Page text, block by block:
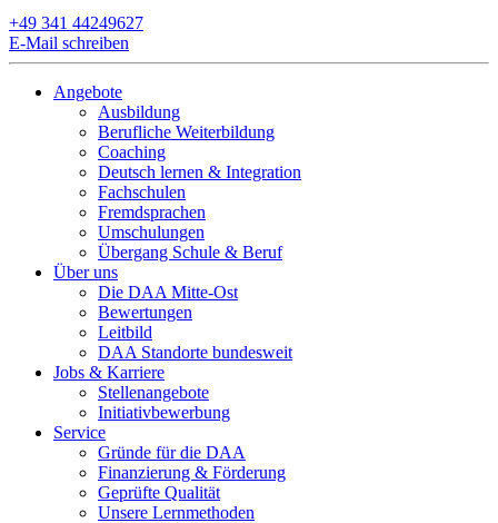
+49 341 44249627
E-Mail schreiben
Angebote
Ausbildung
Berufliche Weiterbildung
Coaching
Deutsch lernen & Integration
Fachschulen
Fremdsprachen
Umschulungen
Übergang Schule & Beruf
Über uns
Die DAA Mitte-Ost
Bewertungen
Leitbild
DAA Standorte bundesweit
Jobs & Karriere
Stellenangebote
Initiativbewerbung
Service
Gründe für die DAA
Finanzierung & Förderung
Geprüfte Qualität
Unsere Lernmethoden